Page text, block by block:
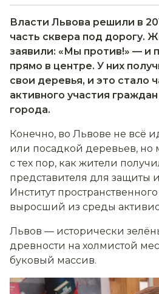
Власти Львова решили в
часть сквера под дорогу.
заявили: «Мы против!» — и
прямо в центре. У них
свои деревья, и это стало
активного участия
города.
Конечно, во Львове не всё
или посадкой деревьев, но
с тех пор, как жители
представителя для защиты
Институт
выросший из среды
Львов — исторически
древности на холмистой
буковый массив.